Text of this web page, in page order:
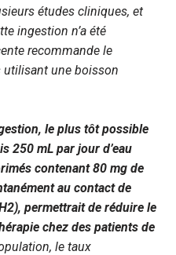
études cliniques, et
ingestion n’a été
recommande le
utilisant une boisson
le plus tôt possible
250 mL par jour d’eau
contenant 80 mg de
au contact de
permettrait de réduire le
chez des patients de
le taux